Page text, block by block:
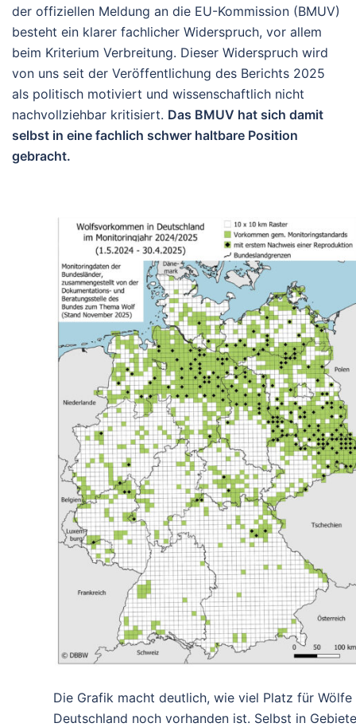
der offiziellen Meldung an die EU-Kommission (BMUV)
besteht ein klarer fachlicher Widerspruch, vor allem
beim Kriterium Verbreitung. Dieser Widerspruch wird
von uns seit der Veröffentlichung des Berichts 2025
als politisch motiviert und wissenschaftlich nicht
nachvollziehbar kritisiert. Das BMUV hat sich damit
selbst in eine fachlich schwer haltbare Position
gebracht.
Die Grafik macht deutlich, wie viel Platz für Wölfe
Deutschland noch vorhanden ist. Selbst in